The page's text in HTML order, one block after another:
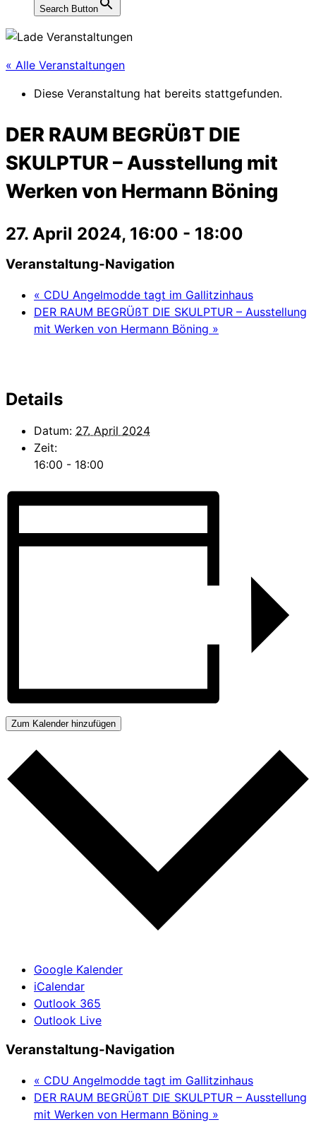
Search Button
« Alle Veranstaltungen
Diese Veranstaltung hat bereits stattgefunden.
DER RAUM BEGRÜßT DIE
SKULPTUR – Ausstellung mit
Werken von Hermann Böning
27. April 2024, 16:00 - 18:00
Veranstaltung-Navigation
« CDU Angelmodde tagt im Gallitzinhaus
DER RAUM BEGRÜßT DIE SKULPTUR – Ausstellung
mit Werken von Hermann Böning »
Details
Datum: 27. April 2024
Zeit:
16:00 - 18:00
Zum Kalender hinzufügen
Google Kalender
iCalendar
Outlook 365
Outlook Live
Veranstaltung-Navigation
« CDU Angelmodde tagt im Gallitzinhaus
DER RAUM BEGRÜßT DIE SKULPTUR – Ausstellung
mit Werken von Hermann Böning »